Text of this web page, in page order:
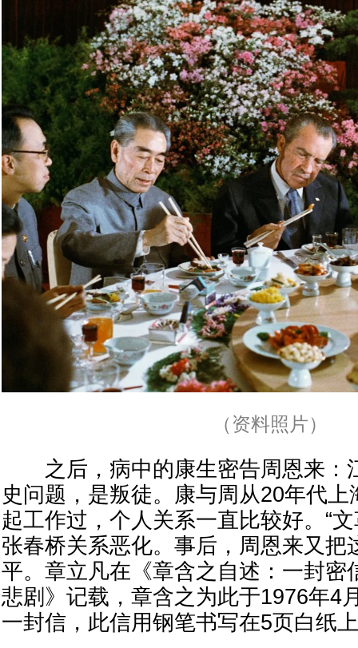
（资料照片）
之后，病中的康生密告周恩来：
史问题，是叛徒。康与周从20年代
起工作过，个人关系一直比较好。“
张春桥关系恶化。事后，周恩来又把
平。章立凡在《章含之自述：一封密
悲剧》记载，章含之为此于1976年4
一封信，此信用钢笔书写在5页白纸